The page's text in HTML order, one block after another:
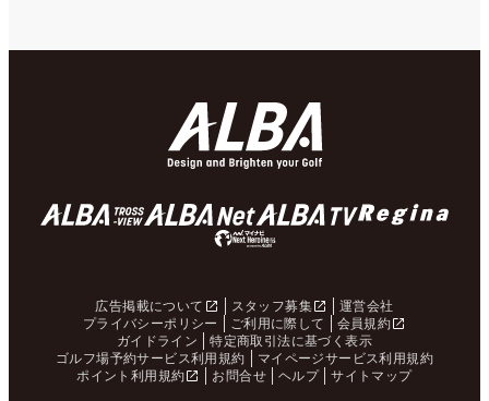
広告掲載について スタッフ募集
運営会社
プライバシーポリシー
ご利用に際して
会員規約
ガイドライン
特定商取引法に基づく表示
ゴルフ場予約サービス利用規約
マイページサービス利用規約
ポイント利用規約
お問合せ ヘルプ サイトマップ